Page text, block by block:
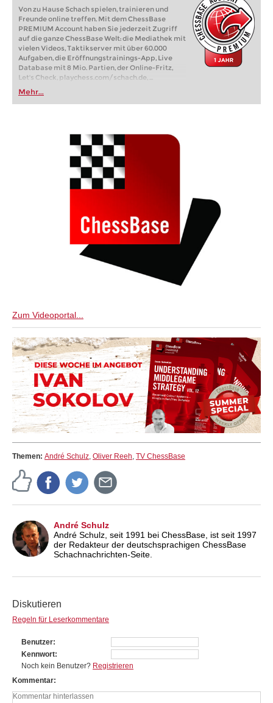
Von zu Hause Schach spielen, trainieren und
Freunde online treffen. Mit dem ChessBase
PREMIUM Account haben Sie jederzeit Zugriff
auf die ganze ChessBase Welt: die Mediathek mit
vielen Videos, Taktikserver mit über 60.000
Aufgaben, die Eröffnungstrainings-App, Live
Database mit 8 Mio. Partien, der Online-Fritz,
Let's Check, playchess.com/schach.de, ...
Mehr...
Zum Videoportal...
Themen: André Schulz, Oliver Reeh, TV ChessBase
André Schulz
André Schulz, seit 1991 bei ChessBase, ist seit 1997
der Redakteur der deutschsprachigen ChessBase
Schachnachrichten-Seite.
Diskutieren
Regeln für Leserkommentare
Benutzer
Kennwort
Noch kein Benutzer? Registrieren
Kommentar